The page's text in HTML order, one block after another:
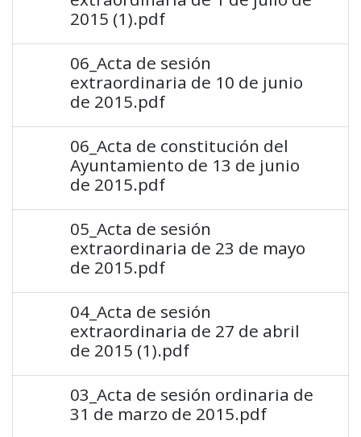
2015 (1).pdf
06_Acta de sesión
extraordinaria de 10 de junio
de 2015.pdf
06_Acta de constitución del
Ayuntamiento de 13 de junio
de 2015.pdf
05_Acta de sesión
extraordinaria de 23 de mayo
de 2015.pdf
04_Acta de sesión
extraordinaria de 27 de abril
de 2015 (1).pdf
03_Acta de sesión ordinaria de
31 de marzo de 2015.pdf